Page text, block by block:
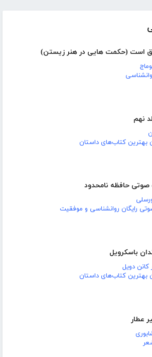
است (حکمت هایی در هنر زیستن)
نهم
بهترین کتاب‌های داستان
صوتی حافظه نامحدود
رایگان روانشناسی و موفقیت
باسکرویل
کانن دویل
بهترین کتاب‌های داستان
عطار